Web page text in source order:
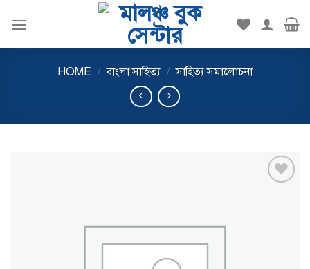
HOME / বাংলা সাহিত্য / সাহিত্য সমালোচনা